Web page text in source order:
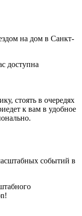
на дом в Санкт-
доступна
стоять в очередях
к вам в удобное
событий в